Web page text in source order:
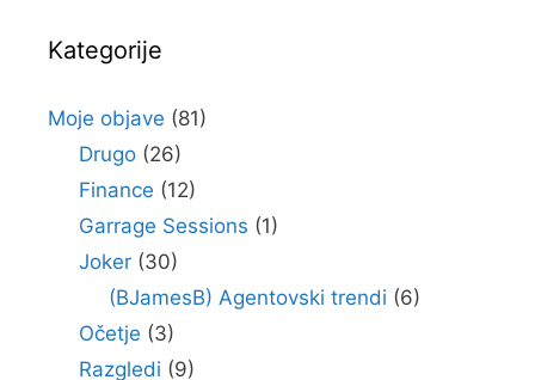
Kategorije
Moje objave (81)
Drugo(26)
Finance (12)
Garrage Sessions (1)
Joker(30)
(BJamesB) Agentovski trendi (6)
Očetje (3)
Razgledi (9)